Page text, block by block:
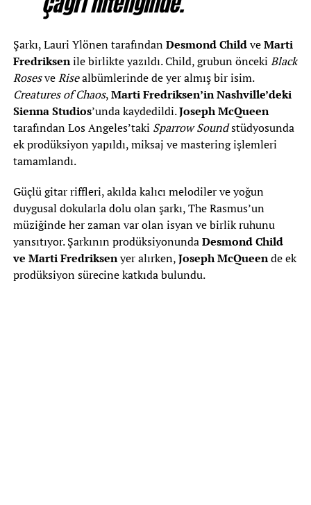
Şarkı, Lauri Ylönen tarafındanDesmond ChildveMarti
Fredriksenile birlikte yazıldı. Child, grubun önceki Black
RosesveRisealbümlerinde de yer almış bir isim.
Creatures of Chaos,Marti Fredriksen’in Nashville’deki
Sienna Studios’unda kaydedildi.Joseph McQueen
tarafından Los Angeles’taki Sparrow Soundstüdyosunda
ek prodüksiyon yapıldı, miksaj ve mastering işlemleri
tamamlandı.
Güçlü gitar riffleri, akılda kalıcı melodiler ve yoğun
duygusal dokularla dolu olan şarkı, The Rasmus’un
müziğinde her zaman var olan isyan ve birlik ruhunu
yansıtıyor. Şarkının prodüksiyonundaDesmond Child
ve Marti Fredriksenyer alırken,Joseph McQueende ek
prodüksiyon sürecine katkıda bulundu.